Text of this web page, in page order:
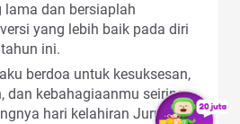
lama dan bersiaplah
yang lebih baik pada diri
ini.
berdoa untuk kesuksesan,
dan kebahagiaanmu seiring
hari kelahiran Juru